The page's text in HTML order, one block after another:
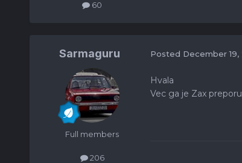
60
Sarmaguru
Full members
206
Posted December 19,
Hvala
Vec ga je Zax